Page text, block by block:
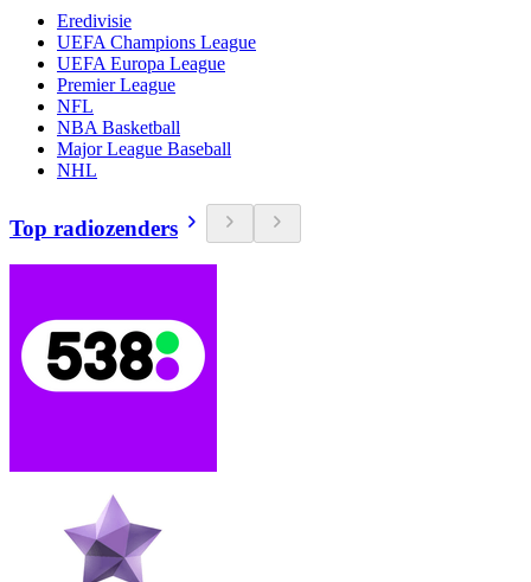
Eredivisie
UEFA Champions League
UEFA Europa League
Premier League
NFL
NBA Basketball
Major League Baseball
NHL
Top radiozenders